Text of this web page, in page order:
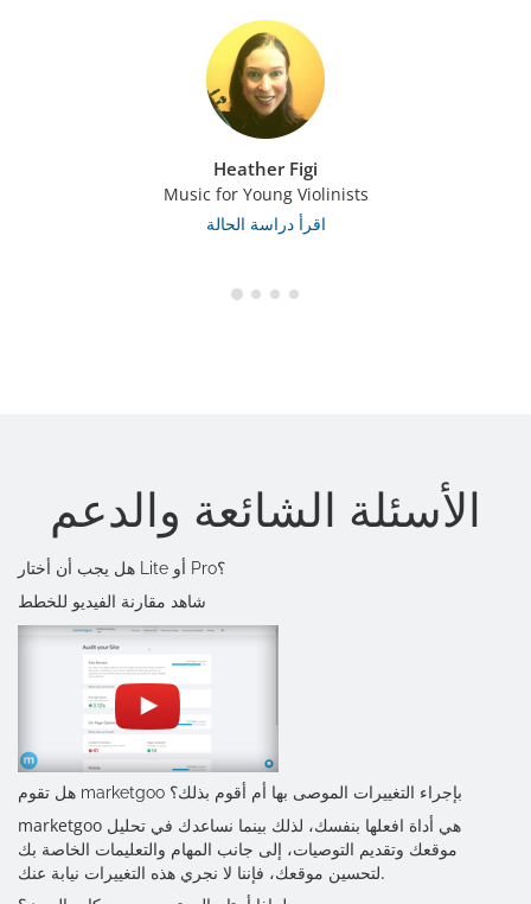
Heather Figi
Music for Young Violinists
اقرأ دراسة الحالة
الأسئلة الشائعة والدعم
هل يجب أن أختار Lite أو Pro؟
شاهد مقارنة الفيديو للخطط
هل تقوم marketgoo بإجراء التغييرات الموصى بها أم أقوم بذلك؟
marketgoo هي أداة افعلها بنفسك، لذلك بينما نساعدك في تحليل
موقعك وتقديم التوصيات، إلى جانب المهام والتعليمات الخاصة بك
لتحسين موقعك، فإننا لا نجري هذه التغييرات نيابة عنك.